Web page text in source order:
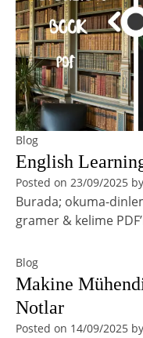
Blog
English
Posted on 23/09/2025 by
Burada; okuma-
gramer & kelime
Blog
Makine
Notlar
Posted on 14/09/2025 by